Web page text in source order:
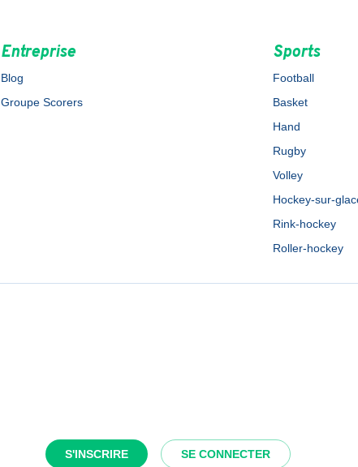
S'INSCRIRE SE CONNECTER
Entreprise
Blog
Groupe Scorers
Sports
Football
Basket
Hand
Rugby
Volley
Hockey-sur-
Rink-hockey
Roller-hockey